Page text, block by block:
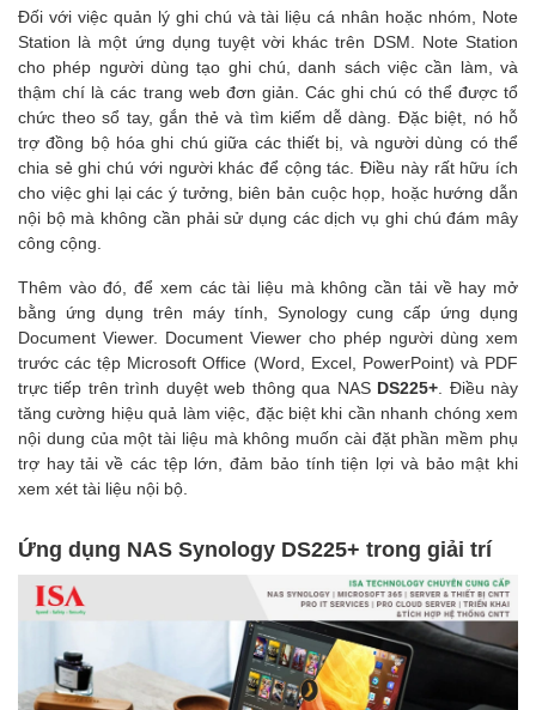
Đối với việc quản lý ghi chú và tài liệu cá nhân hoặc nhóm, Note
Station là một ứng dụng tuyệt vời khác trên DSM. Note Station
cho phép người dùng tạo ghi chú, danh sách việc cần làm, và
thậm chí là các trang web đơn giản. Các ghi chú có thể được tổ
chức theo sổ tay, gắn thẻ và tìm kiếm dễ dàng. Đặc biệt, nó hỗ
trợ đồng bộ hóa ghi chú giữa các thiết bị, và người dùng có thể
chia sẻ ghi chú với người khác để cộng tác. Điều này rất hữu ích
cho việc ghi lại các ý tưởng, biên bản cuộc họp, hoặc hướng dẫn
nội bộ mà không cần phải sử dụng các dịch vụ ghi chú đám mây
công cộng.
Thêm vào đó, để xem các tài liệu mà không cần tải về hay mở
bằng ứng dụng trên máy tính, Synology cung cấp ứng dụng
Document Viewer. Document Viewer cho phép người dùng xem
trước các tệp Microsoft Office (Word, Excel, PowerPoint) và PDF
trực tiếp trên trình duyệt web thông qua NAS DS225+ . Điều này
tăng cường hiệu quả làm việc, đặc biệt khi cần nhanh chóng xem
nội dung của một tài liệu mà không muốn cài đặt phần mềm phụ
trợ hay tải về các tệp lớn, đảm bảo tính tiện lợi và bảo mật khi
xem xét tài liệu nội bộ.
Ứng dụng NAS Synology DS225+ trong giải trí